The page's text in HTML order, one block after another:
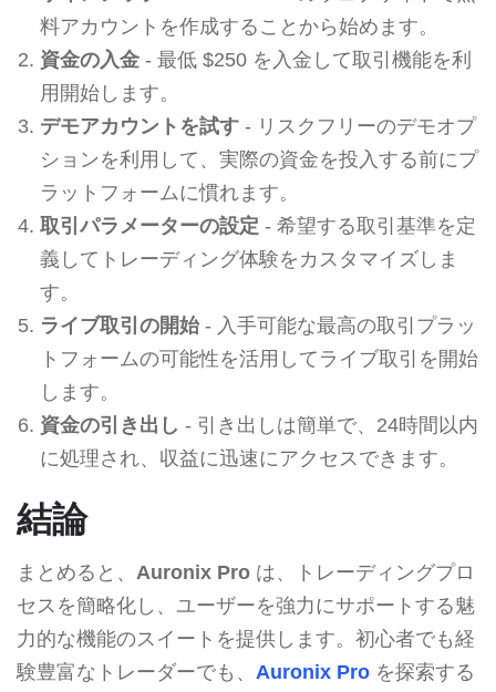
料アカウントを作成することから始めます。
資金の入金- 最低 $250 を入金して取引機能を利
用開始します。
デモアカウントを試す- リスクフリーのデモオプ
ションを利用して、実際の資金を投入する前にプ
ラットフォームに慣れます。
取引パラメーターの設定 - 希望する取引基準を定
義してトレーディング体験をカスタマイズしま
す。
ライブ取引の開始- 入手可能な最高の取引プラッ
トフォームの可能性を活用してライブ取引を開始
します。
資金の引き出し - 引き出しは簡単で、24時間以内
に処理され、収益に迅速にアクセスできます。
結論
まとめると、 Auronix Pro は、トレーディングプロ
セスを簡略化し、ユーザーを強力にサポートする魅
力的な機能のスイートを提供します。初心者でも経
験豊富なトレーダーでも、 Auronix Pro を探索する